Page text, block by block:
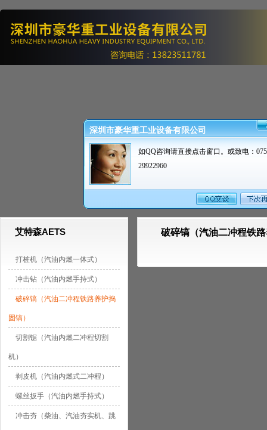
艾特森AETS
打桩机（汽油内燃一体式）
冲击钻（汽油内燃手持式）
破碎镐（汽油二冲程铁路养护捣
固镐）
切割锯（汽油内燃二冲程切割
机）
剥皮机（汽油内燃式二冲程）
螺丝扳手（汽油内燃手持式）
冲击夯（柴油、汽油夯实机、跳
破碎镐（汽油二冲程铁
深圳市豪华重工业设备有限公司
如QQ咨询请直接点击窗口。或致电：
29922960